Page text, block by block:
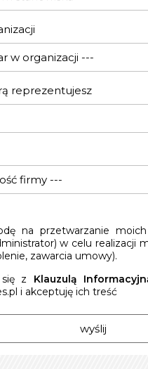
reprezentujesz
na przetwarzanie
w celu realizacji
zawarcia umowy).
się z Klauzulą
i akceptuję ich treść